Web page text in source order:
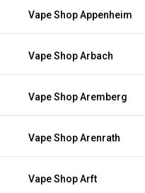
Vape Shop Appenheim
Vape Shop Arbach
Vape Shop Aremberg
Vape Shop Arenrath
Vape Shop Arft